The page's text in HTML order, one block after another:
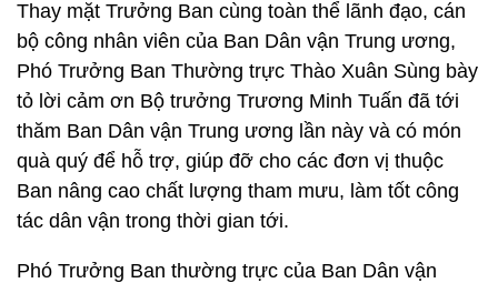
Thay mặt Trưởng Ban cùng toàn thể lãnh đạo, cán
bộ công nhân viên của Ban Dân vận Trung ương,
Phó Trưởng Ban Thường trực Thào Xuân Sùng bày
tỏ lời cảm ơn Bộ trưởng Trương Minh Tuấn đã tới
thăm Ban Dân vận Trung ương lần này và có món
quà quý để hỗ trợ, giúp đỡ cho các đơn vị thuộc
Ban nâng cao chất lượng tham mưu, làm tốt công
tác dân vận trong thời gian tới.
Phó Trưởng Ban thường trực của Ban Dân vận